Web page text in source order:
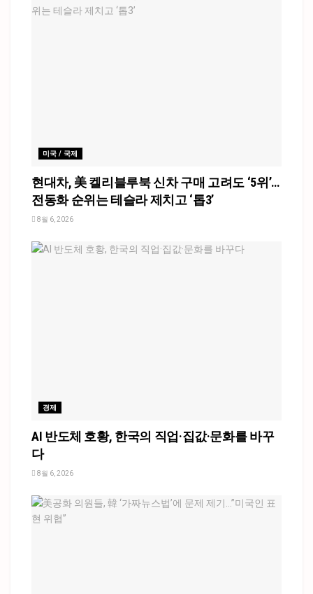
미국 / 국제
현대차, 美 켈리블루북 신차 구매 고려도 ‘5위’…
전동화 순위는 테슬라 제치고 ‘톱3’
8월 6, 2026
경제
AI 반도체 호황, 한국의 직업·집값·문화를 바꾸
다
8월 6, 2026